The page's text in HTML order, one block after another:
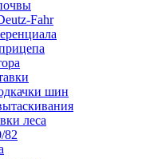
Fahr
шин
леса
82